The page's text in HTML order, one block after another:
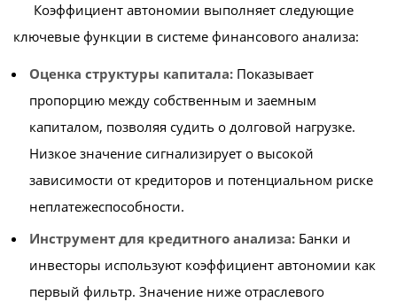
Коэффициент автономии выполняет следующие
ключевые функции в системе финансового анализа:
Оценка структуры капитала: Показывает
пропорцию между собственным и заемным
капиталом, позволяя судить о долговой нагрузке.
Низкое значение сигнализирует о высокой
зависимости от кредиторов и потенциальном риске
неплатежеспособности.
Инструмент для кредитного анализа: Банки и
инвесторы используют коэффициент автономии как
первый фильтр. Значение ниже отраслевого